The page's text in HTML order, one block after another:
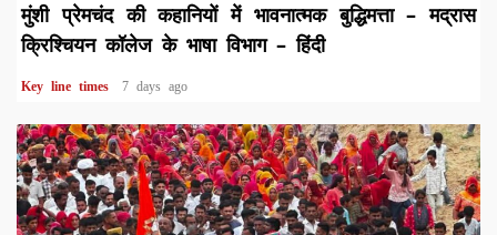
मुंशी प्रेमचंद की कहानियों में भावनात्मक बुद्धिमत्ता – मद्रास
क्रिश्चियन कॉलेज के भाषा विभाग – हिंदी
Key line times 7 days ago